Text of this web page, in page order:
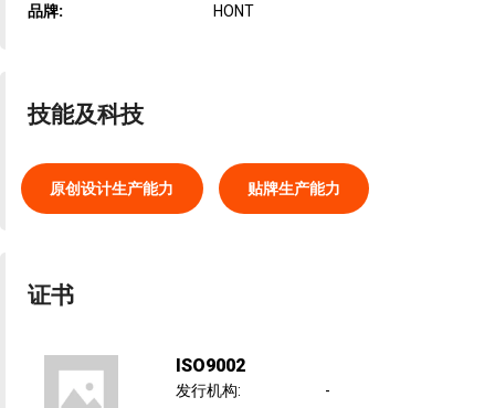
品牌: HONT
技能及科技
原创设计生产能力 贴牌生产能力
证书
ISO9002
发行机构:
-